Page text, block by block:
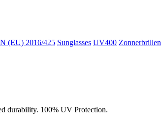
(EU) 2016/425 Sunglasses UV400 Zonnerbrillen
durability. 100% UV Protection.